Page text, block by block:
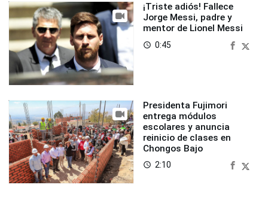
¡Triste adiós! Fallece
Jorge Messi, padre y
mentor de Lionel Messi
access_time 0:45
Presidenta Fujimori
entrega módulos
escolares y anuncia
reinicio de clases en
Chongos Bajo
access_time 2:10